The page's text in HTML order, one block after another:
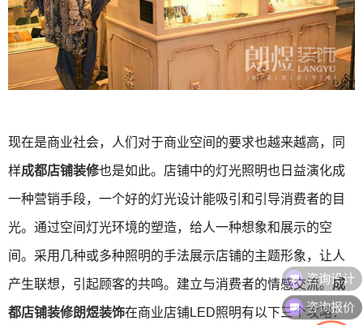
现在是商业社会，人们对于商业空间的要求也越来越高，同
样成都店铺装修也是如此。店铺中的灯光照明也日益演化成
一种营销手段，一个好的灯光设计能吸引和引导消费者的目
光。通过空间灯光环境的塑造，给人一种想象和展示的空
间。采用几种或多种照明的手法展示店铺的主题形象，让人
产生联想，引起顾客的共鸣。建立与消费者的情感交流。成
都店铺装修朗煜装饰在商业店铺LED照明有以下三个攻略：
咨询设计
咨询报价